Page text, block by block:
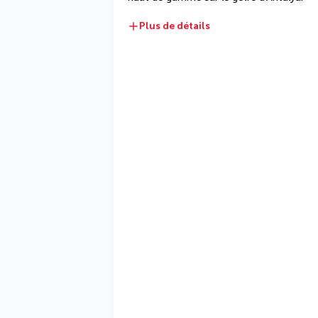
Plus de détails